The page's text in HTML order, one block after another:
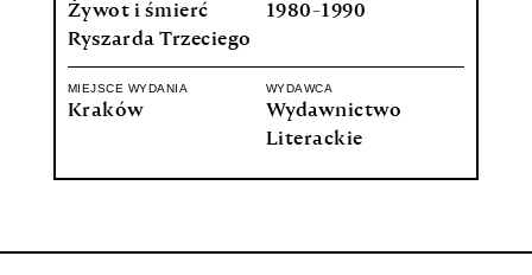
Żywot i śmierć
Ryszarda Trzeciego
1980-1990
MIEJSCE WYDANIA
Kraków
WYDAWCA
Wydawnictwo
Literackie